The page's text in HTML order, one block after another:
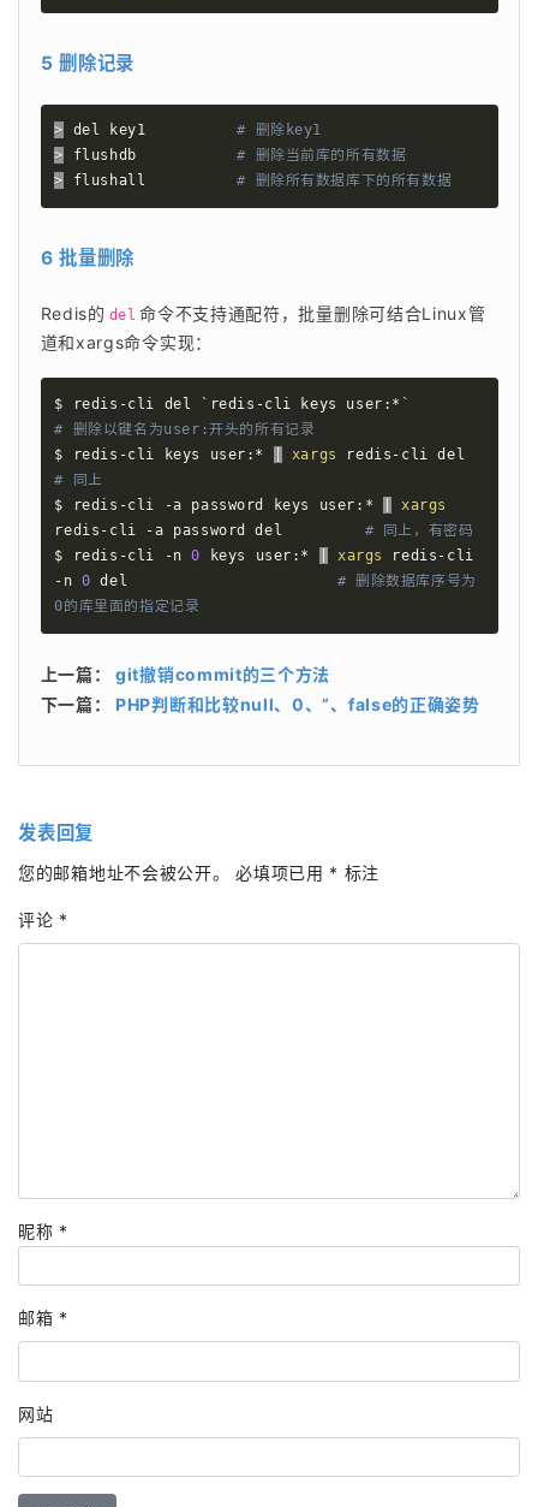
5 删除记录
> del key1 # 删除key1
> flushdb # 删除当前库的所有数据
> flushall # 删除所有数据库下的所有数据
6 批量删除
Redis的 del 命令不支持通配符，批量删除可结合Linux管
道和xargs命令实现：
$ redis-cli del ` redis-cli keys user:* `
# 删除以键名为user:开头的所有记录
$ redis-cli keys user:*
xargs
# 同上
$ redis-cli -a password keys user:*
xargs
redis-cli -a password del # 同上，有密码
$ redis-cli -n 0 keys user:* xargs
redis-cli
-n 0 del # 删除数据库序号为
0的库里面的指定记录
上一篇： git撤销commit的三个方法
下一篇： PHP判断和比较null、0、”、false的正确姿势
发表回复
您的邮箱地址不会被公开。 必填项已用 * 标注
评论 *
昵称 *
邮箱 *
网站